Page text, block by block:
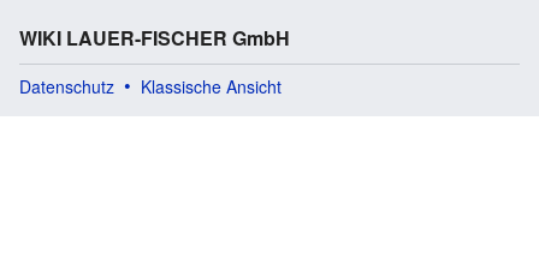
WIKI LAUER-FISCHER GmbH
Datenschutz Klassische Ansicht